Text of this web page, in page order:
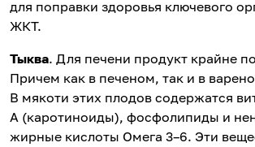
для поправки здоровья ключевого
ЖКТ.
Тыква. Для печени продукт крайне
Причем как в печеном, так и в
В мякоти этих плодов содержатся
А (каротиноиды), фосфолипиды и
жирные кислоты Омега 3–6. Эти